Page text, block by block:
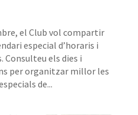
el Club vol compartir
especial d’horaris i
els dies i
per organitzar millor les
de...